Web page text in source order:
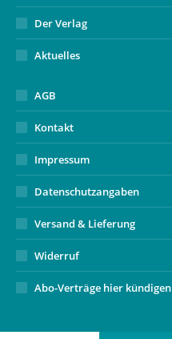
Der Verlag
Aktuelles
AGB
Kontakt
Impressum
Datenschutzangaben
Versand & Lieferung
Widerruf
Abo-Verträge hier kündigen